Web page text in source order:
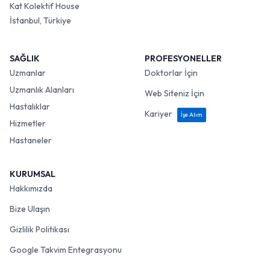
Kat Kolektif House
İstanbul, Türkiye
SAĞLIK
Uzmanlar
Uzmanlık Alanları
Hastalıklar
Hizmetler
Hastaneler
PROFESYONELLER
Doktorlar İçin
Web Siteniz İçin
Kariyer
İşe Alım
KURUMSAL
Hakkımızda
Bize Ulaşın
Gizlilik Politikası
Google Takvim Entegrasyonu